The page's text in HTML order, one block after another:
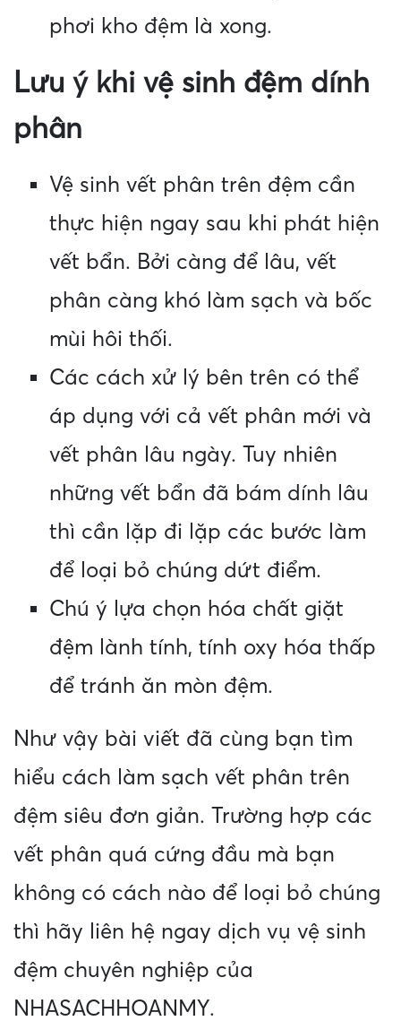
phơi kho đệm là xong.
Lưu ý khi vệ sinh đệm dính
phân
Vệ sinh vết phân trên đệm cần
thực hiện ngay sau khi phát hiện
vết bẩn. Bởi càng để lâu, vết
phân càng khó làm sạch và bốc
mùi hôi thối.
Các cách xử lý bên trên có thể
áp dụng với cả vết phân mới và
vết phân lâu ngày. Tuy nhiên
những vết bẩn đã bám dính lâu
thì cần lặp đi lặp các bước làm
để loại bỏ chúng dứt điểm.
Chú ý lựa chọn hóa chất giặt
đệm lành tính, tính oxy hóa thấp
để tránh ăn mòn đệm.
Như vậy bài viết đã cùng bạn tìm
hiểu cách làm sạch vết phân trên
đệm siêu đơn giản. Trường hợp các
vết phân quá cứng đầu mà bạn
không có cách nào để loại bỏ chúng
thì hãy liên hệ ngay dịch vụ vệ sinh
đệm chuyên nghiệp của
NHASACHHOANMY.